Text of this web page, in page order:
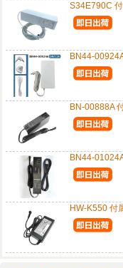
S34E790C
BN44-
BN-00888A
BN44-
HW-K550 付